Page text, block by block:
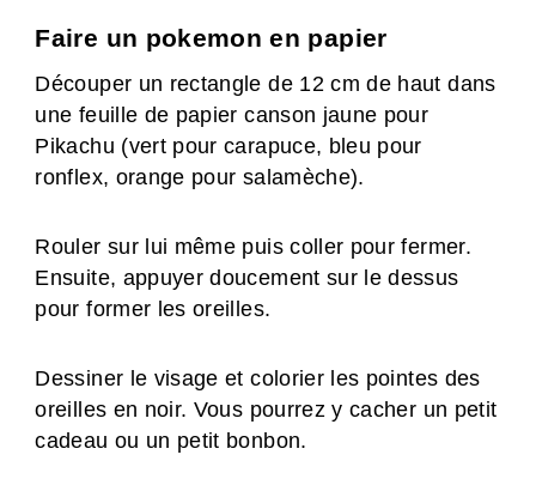
Faire un pokemon en papier
Découper un rectangle de 12 cm de haut dans
une feuille de papier canson jaune pour
Pikachu (vert pour carapuce, bleu pour
ronflex, orange pour salamèche).
Rouler sur lui même puis coller pour fermer.
Ensuite, appuyer doucement sur le dessus
pour former les oreilles.
Dessiner le visage et colorier les pointes des
oreilles en noir. Vous pourrez y cacher un petit
cadeau ou un petit bonbon.